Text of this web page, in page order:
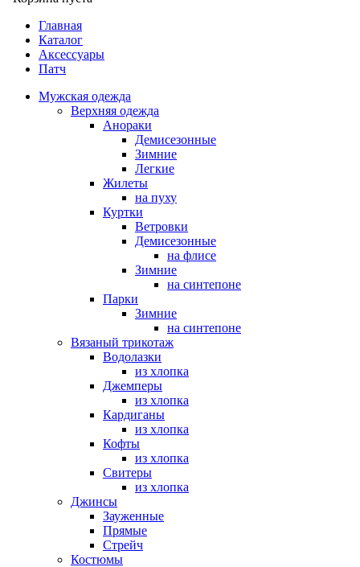
Главная
Каталог
Аксессуары
Патч
Мужская одежда
Верхняя одежда
Анораки
Демисезонные
Зимние
Легкие
Жилеты
на пуху
Куртки
Ветровки
Демисезонные
на флисе
Зимние
на синтепоне
Парки
Зимние
на синтепоне
Вязаный трикотаж
Водолазки
из хлопка
Джемперы
из хлопка
Кардиганы
из хлопка
Кофты
из хлопка
Свитеры
из хлопка
Джинсы
Зауженные
Прямые
Стрейч
Костюмы